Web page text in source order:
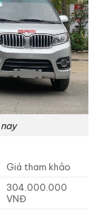
Giá tham khảo
304.000.000
VNĐ